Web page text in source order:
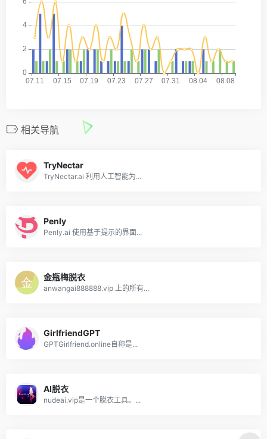
相关导航
TryNectar
TryNectar.ai 利用人工智能为...
Penly
Penly.ai 使用基于提示的界面...
金瓶梅脱衣
anwangai888888.vip 上的所有...
GirlfriendGPT
GPTGirlfriend.online自称是...
AI脱衣
nudeai.vip是一个脱衣工具。...